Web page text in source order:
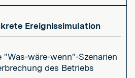
Ereignissimulation
"Was-wäre-wenn"-Szenarien
des Betriebs